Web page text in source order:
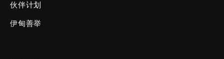
伙伴计划
伊甸善举